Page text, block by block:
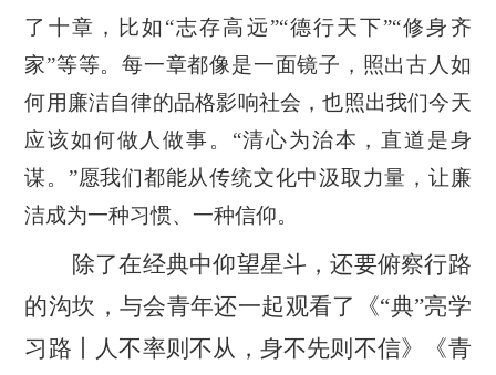
了十章，比如“志存高远”“德行天下”“修身齐
家”等等。每一章都像是一面镜子，照出古人如
何用廉洁自律的品格影响社会，也照出我们今天
应该如何做人做事。“清心为治本，直道是身
谋。”愿我们都能从传统文化中汲取力量，让廉
洁成为一种习惯、一种信仰。
除了在经典中仰望星斗，还要俯察行路
的沟坎， 与会青年还一起观看了 《“典”亮学
习路丨人不率则不从，身不先则不信》
《青